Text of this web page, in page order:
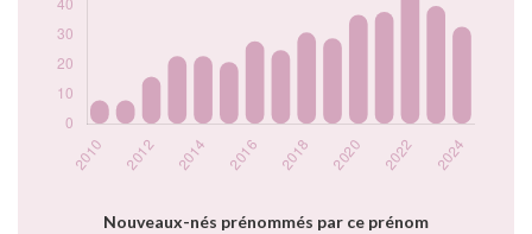
Nouveaux-nés prénommés par ce prénom
Popularité du
2020
2021
2022
2023
33